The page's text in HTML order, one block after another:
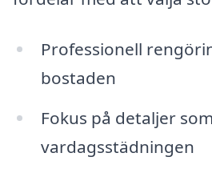
Professionell
bostaden
Fokus på detaljer
vardagsstädningen